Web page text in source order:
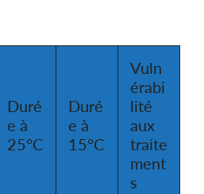
Duré
e à
25°C
Duré
e à
15°C
Vuln
érabi
lité
aux
traite
ment
s